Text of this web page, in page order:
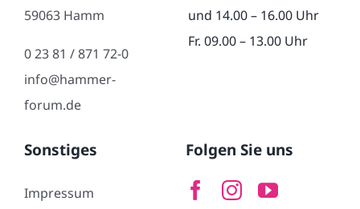
59063 Hamm
0 23 81 / 871 72-0
info@hammer-
forum.de
und 14.00 – 16.00 Uhr
Fr. 09.00 – 13.00 Uhr
Sonstiges
Impressum
Folgen Sie uns